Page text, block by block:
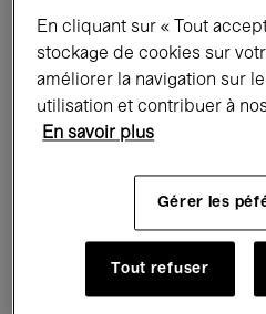
Tous les événements
Expositions
Rencontres & Débats
Musique classique
En cliquant sur « Tout
stockage de cookies sur
améliorer la navigation sur
utilisation et contribuer à
En savoir plus
Gérer les
Tout refuser